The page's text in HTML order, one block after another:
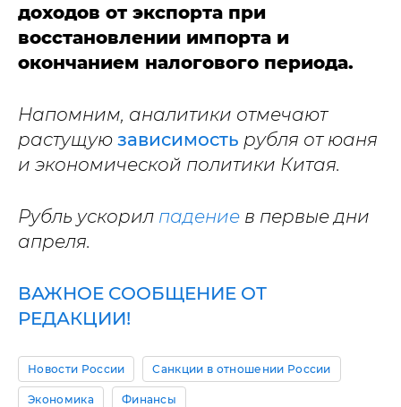
доходов от экспорта при
восстановлении импорта и
окончанием налогового периода.
Напомним, аналитики отмечают
растущую зависимость рубля от юаня
и экономической политики Китая.
Рубль ускорил падение в первые дни
апреля.
ВАЖНОЕ СООБЩЕНИЕ ОТ
РЕДАКЦИИ!
Новости России Санкции в отношении России
Экономика Финансы